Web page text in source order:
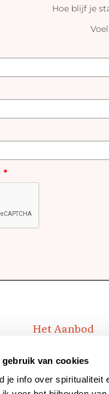
gebruik van cookies
je info over
Hoe blijf je
*
Het Aanbod
Workshops
Online